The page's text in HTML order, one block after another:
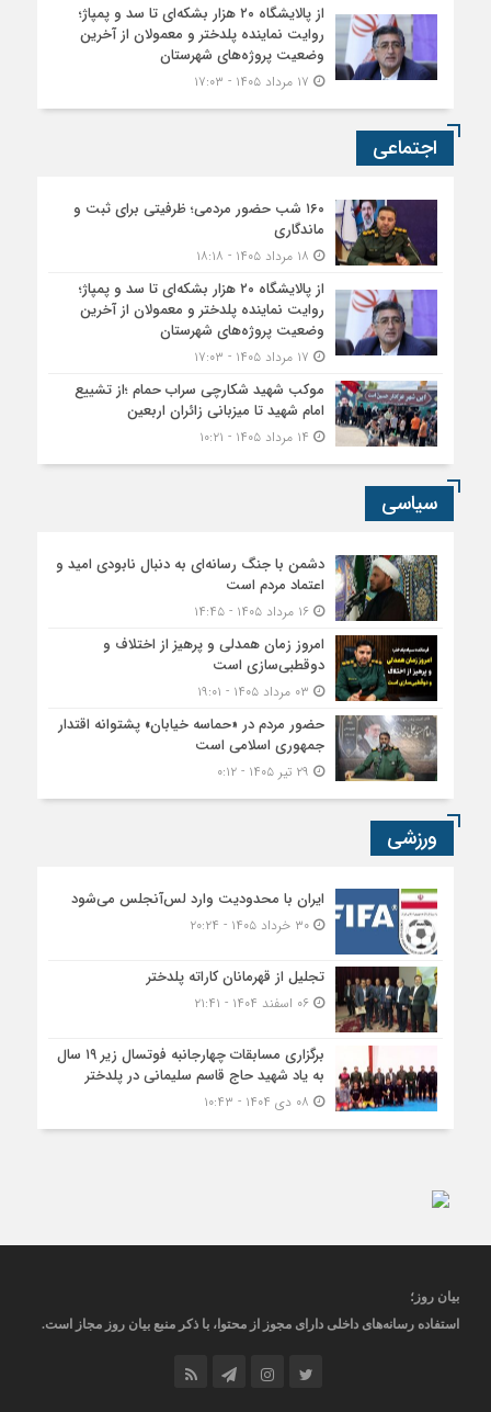
از پالایشگاه ۲۰ هزار بشکه‌ای تا سد و پمپاژ؛
روایت نماینده پلدختر و معمولان از آخرین
وضعیت پروژه‌های شهرستان
اجتماعی
۱۶۰ شب حضور مردمی؛ ظرفیتی برای ثبت و
ماندگاری
از پالایشگاه ۲۰ هزار بشکه‌ای تا سد و پمپاژ؛
روایت نماینده پلدختر و معمولان از آخرین
وضعیت پروژه‌های شهرستان
موکب شهید شکارچی سراب حمام ؛از تشییع
امام شهید تا میزبانی زائران اربعین
سیاسی
دشمن با جنگ رسانه‌ای به دنبال نابودی امید و
اعتماد مردم است
۱۶ مرداد ۱۴۰۵ - ۱۴:۴۵
امروز زمان همدلی و پرهیز از اختلاف و
دوقطبی‌سازی است
حضور مردم در «حماسه خیابان» پشتوانه اقتدار
جمهوری اسلامی است
ورزشی
ایران با محدودیت وارد لس‌آنجلس می‌شود
۳۰ خرداد ۱۴۰۵ - ۲۰:۲۴
تجلیل از قهرمانان کاراته پلدختر
۰۶ اسفند ۱۴۰۴ - ۲۱:۴۱
برگزاری مسابقات چهارجانبه فوتسال زیر ۱۹ سال
به یاد شهید حاج قاسم سلیمانی در پلدختر
بیان روز ؛
استفاده رسانه‌های داخلی دارای مجوز از محتوا، با ذکر منبع بیان روز مجاز است.